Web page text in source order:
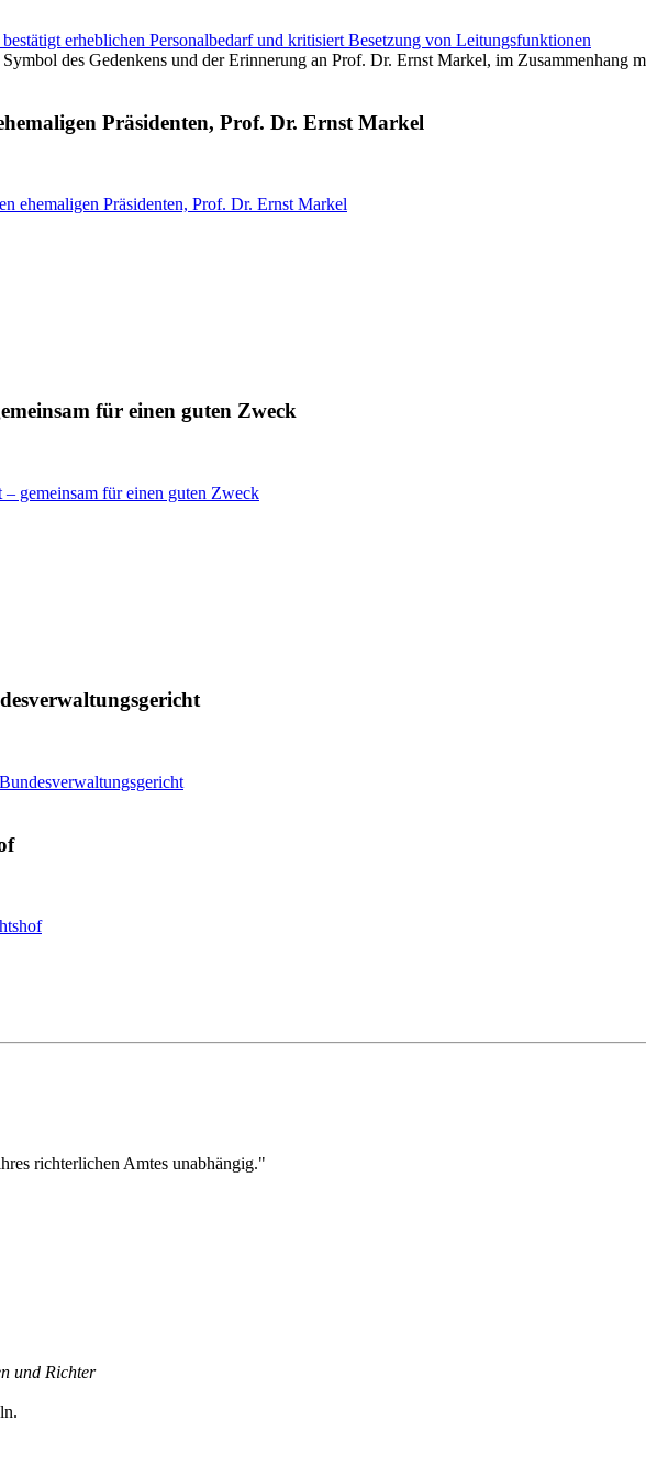
erheblichen Personalbedarf und kritisiert Besetzung von Leitungsfunktionen
Präsidenten, Prof. Dr. Ernst Markel
ehemaligen Präsidenten, Prof. Dr. Ernst Markel
für einen guten Zweck
gemeinsam für einen guten Zweck
richterlichen Amtes unabhängig."
und Richter